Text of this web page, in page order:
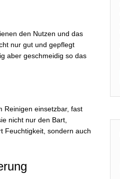
den Nutzen und das
nur gut und gepflegt
aber geschmeidig so das
Reinigen einsetzbar, fast
nicht nur den Bart,
Feuchtigkeit, sondern auch